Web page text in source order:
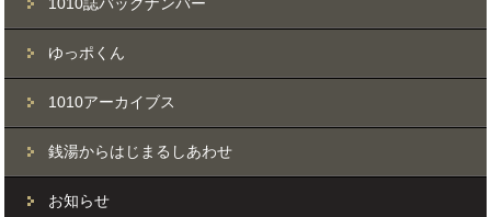
ゆっポくん
1010アーカイブス
銭湯からはじまるしあわせ
お知らせ